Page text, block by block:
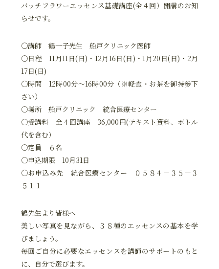
バッチフラワーエッセンス基礎講座(全４回）開講のお知
らせです。
〇講師 鶴一子先生 船戸クリニック医師
〇日程 11月11日(日)・12月16日(日)・1月20日(日)・2月
17日(日)
〇時間 12時00分～16時00分（※軽食・お茶を御持参下
さい）
〇場所 船戸クリニック 統合医療センター
〇受講料 全４回講座 36,000円(テキスト資料、ボトル
代を含む）
〇定員 ６名
〇申込期限 10月31日
〇お申込み先 統合医療センター ０５８４－３５－３
５１１
鶴先生より皆様へ
美しい写真を見ながら、３８種のエッセンスの基本を学
びましょう。
毎回ご自分に必要なエッセンスを講師のサポートのもと
に、自分で選びます。